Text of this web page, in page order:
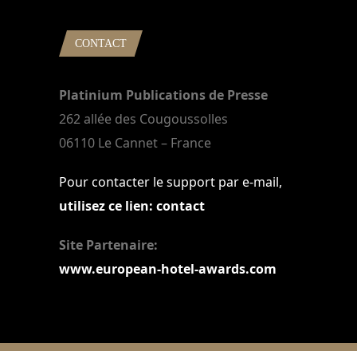
CONTACT
Platinium Publications de Presse
262 allée des Cougoussolles
06110 Le Cannet – France
Pour contacter le support par e-mail,
utilisez ce lien: contact
Site Partenaire:
www.european-hotel-awards.com